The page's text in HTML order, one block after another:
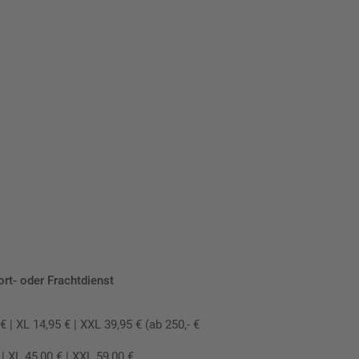
oder Frachtdienst
| XL 14,95 € | XXL 39,95 € (ab 250,- €